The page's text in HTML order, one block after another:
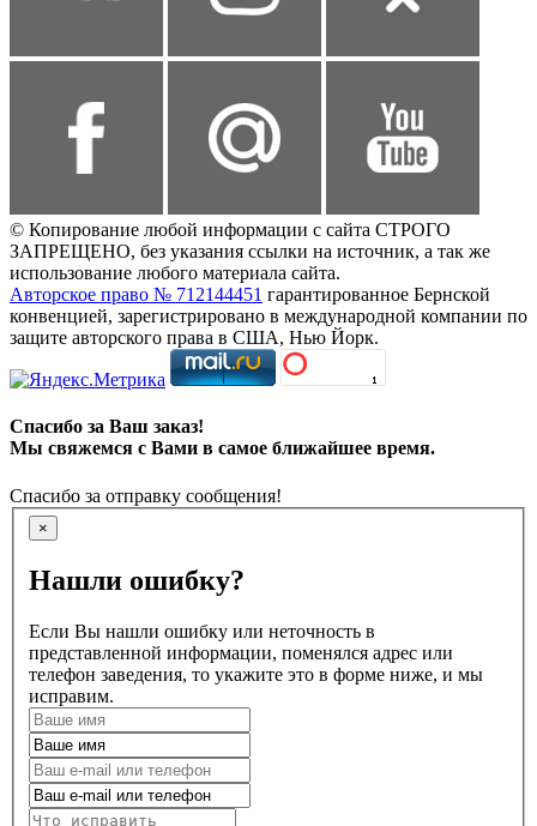
© Копирование любой информации с сайта СТРОГО
ЗАПРЕЩЕНО, без указания ссылки на источник, а так же
использование любого материала сайта.
Авторское право № 712144451 гарантированное Бернской
конвенцией, зарегистрировано в международной компании по
защите авторского права в США, Нью Йорк.
Спасибо за Ваш заказ!
Мы свяжемся с Вами в самое ближайшее время.
Спасибо за отправку сообщения!
×
Нашли ошибку?
Если Вы нашли ошибку или неточность в
представленной информации, поменялся адрес или
телефон заведения, то укажите это в форме ниже, и мы
исправим.